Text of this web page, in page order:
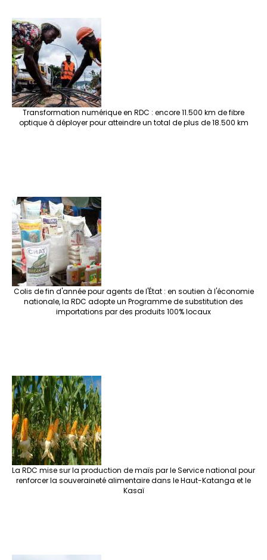
Transformation numérique en RDC : encore 11.500 km de fibre
optique à déployer pour atteindre un total de plus de 18.500 km
Colis de fin d'année pour agents de l'État : en soutien à l'économie
nationale, la RDC adopte un Programme de substitution des
importations par des produits 100% locaux
La RDC mise sur la production de maïs par le Service national pour
renforcer la souveraineté alimentaire dans le Haut-Katanga et le
Kasaï